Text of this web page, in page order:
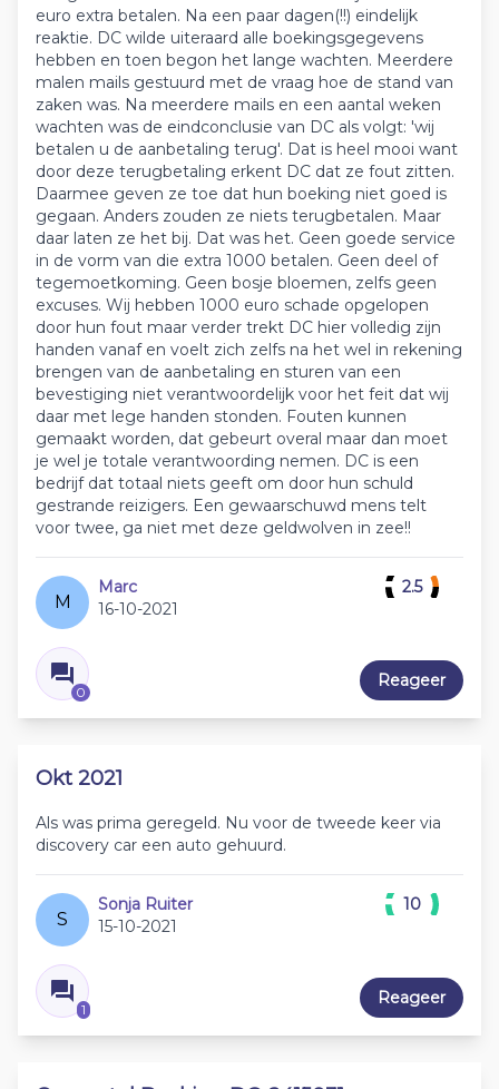
euro extra betalen. Na een paar dagen(!!) eindelijk
reaktie. DC wilde uiteraard alle boekingsgegevens
hebben en toen begon het lange wachten. Meerdere
malen mails gestuurd met de vraag hoe de stand van
zaken was. Na meerdere mails en een aantal weken
wachten was de eindconclusie van DC als volgt: 'wij
betalen u de aanbetaling terug'. Dat is heel mooi want
door deze terugbetaling erkent DC dat ze fout zitten.
Daarmee geven ze toe dat hun boeking niet goed is
gegaan. Anders zouden ze niets terugbetalen. Maar
daar laten ze het bij. Dat was het. Geen goede service
in de vorm van die extra 1000 betalen. Geen deel of
tegemoetkoming. Geen bosje bloemen, zelfs geen
excuses. Wij hebben 1000 euro schade opgelopen
door hun fout maar verder trekt DC hier volledig zijn
handen vanaf en voelt zich zelfs na het wel in rekening
brengen van de aanbetaling en sturen van een
bevestiging niet verantwoordelijk voor het feit dat wij
daar met lege handen stonden. Fouten kunnen
gemaakt worden, dat gebeurt overal maar dan moet
je wel je totale verantwoording nemen. DC is een
bedrijf dat totaal niets geeft om door hun schuld
gestrande reizigers. Een gewaarschuwd mens telt
voor twee, ga niet met deze geldwolven in zee!!
M
Marc
16-10-2021
0
2.5
Reageer
Okt 2021
Als was prima geregeld. Nu voor de tweede keer via
discovery car een auto gehuurd.
S
Sonja Ruiter
15-10-2021
1
10
Reageer